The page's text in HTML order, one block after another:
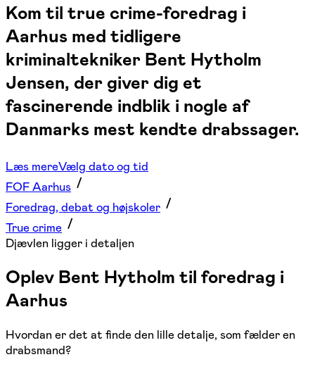
Kom til true crime-foredrag i
Aarhus med tidligere
kriminaltekniker Bent Hytholm
Jensen, der giver dig et
fascinerende indblik i nogle af
Danmarks mest kendte drabssager.
Læs mereVælg dato og tid
FOF Aarhus
Foredrag, debat og højskoler
True crime
Djævlen ligger i detaljen
Oplev Bent Hytholm til foredrag i
Aarhus
Hvordan er det at finde den lille detalje, som fælder en
drabsmand?